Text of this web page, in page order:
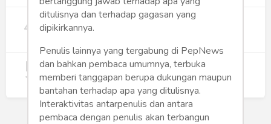
4 Rumah Subsidi dan Upaya Negara
Wujudkan Hunian Inklusif
5 Koperasi Merah Putih Didorong untuk
Perluas Distribusi Manfaat APBN
ditulisnya dan terhadap gagasan yang
dipikirkannya.
Penulis lainnya yang tergabung di PepNews
dan bahkan pembaca umumnya, terbuka
memberi tanggapan berupa dukungan maupun
bantahan terhadap apa yang ditulisnya.
Interaktivitas antarpenulis dan antara
pembaca dengan penulis akan terbangun